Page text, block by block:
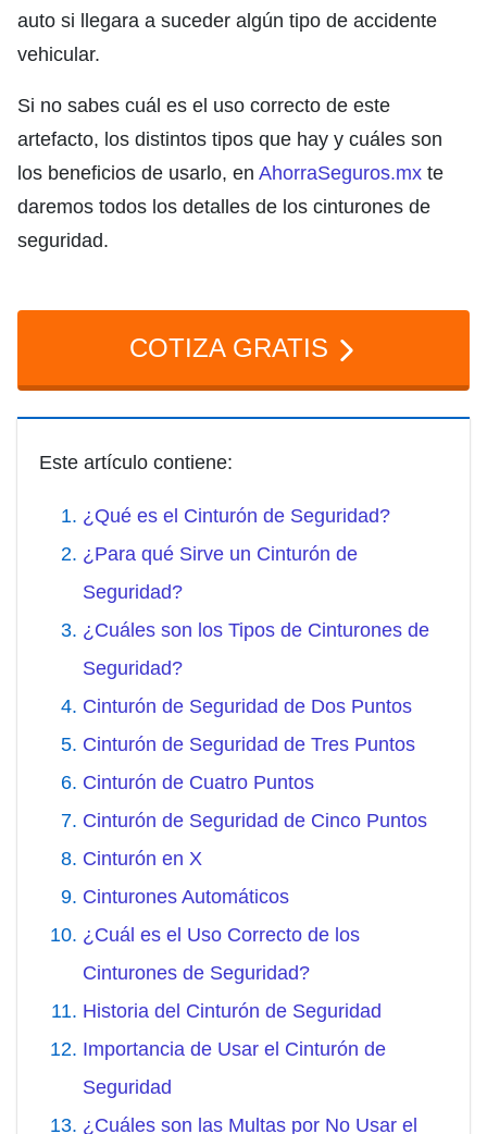
auto si llegara a suceder algún tipo de accidente
vehicular.
Si no sabes cuál es el uso correcto de este
artefacto, los distintos tipos que hay y cuáles son
los beneficios de usarlo, en AhorraSeguros.mx te
daremos todos los detalles de los cinturones de
seguridad.
COTIZA GRATIS
Este artículo contiene:
¿Qué es el Cinturón de Seguridad?
¿Para qué Sirve un Cinturón de
Seguridad?
¿Cuáles son los Tipos de Cinturones de
Seguridad?
Cinturón de Seguridad de Dos Puntos
Cinturón de Seguridad de Tres Puntos
Cinturón de Cuatro Puntos
Cinturón de Seguridad de Cinco Puntos
Cinturón en X
Cinturones Automáticos
¿Cuál es el Uso Correcto de los
Cinturones de Seguridad?
Historia del Cinturón de Seguridad
Importancia de Usar el Cinturón de
Seguridad
¿Cuáles son las Multas por No Usar el